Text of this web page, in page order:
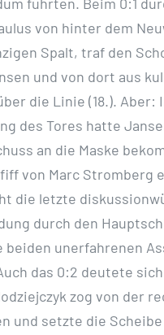
von hinter dem
Spalt, traf den
und von dort aus
die Linie (18.). Aber:
des Tores hatte
an die Maske
von Marc Stromberg
die letzte
durch den
beiden unerfahrenen
das 0:2 deutete
zog von der
und setzte die